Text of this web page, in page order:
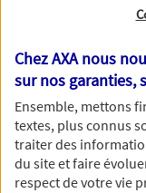
demande, nous
meilleurs délais
Votre message :
Chez AXA nous
sur nos garanties,
Ensemble, mettons
textes, plus connus
traiter des
du site et faire
respect de votre vie